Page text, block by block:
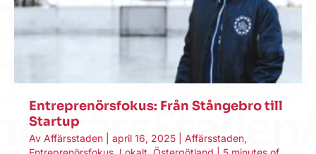
Entreprenörsfokus: Från Stångebro till
Startup
Av Affärsstaden april 16, 2025 Affärsstaden,